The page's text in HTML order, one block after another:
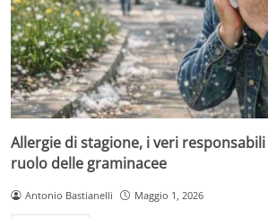
Allergie di stagione, i veri
ruolo delle graminacee
Antonio Bastianelli Maggio 1, 2026